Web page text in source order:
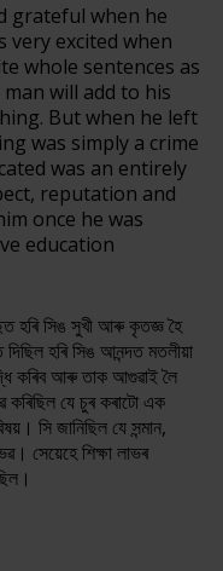
grateful when he
very excited when
whole sentences as
will add to his
But when he left
was simply a crime
was an entirely
reputation and
once he was
education
হৰি সিঙ সুখী আৰু কৃতজ্ঞ হৈ
হৰি সিঙ আনন্দত মতলীয়া
কৰিব আৰু তাক আগুৱাই লৈ
কৰিছিল যে চুৰ কৰাটো এক
সি জানিছিল যে সন্মান,
সেয়েহে শিক্ষা লাভৰ